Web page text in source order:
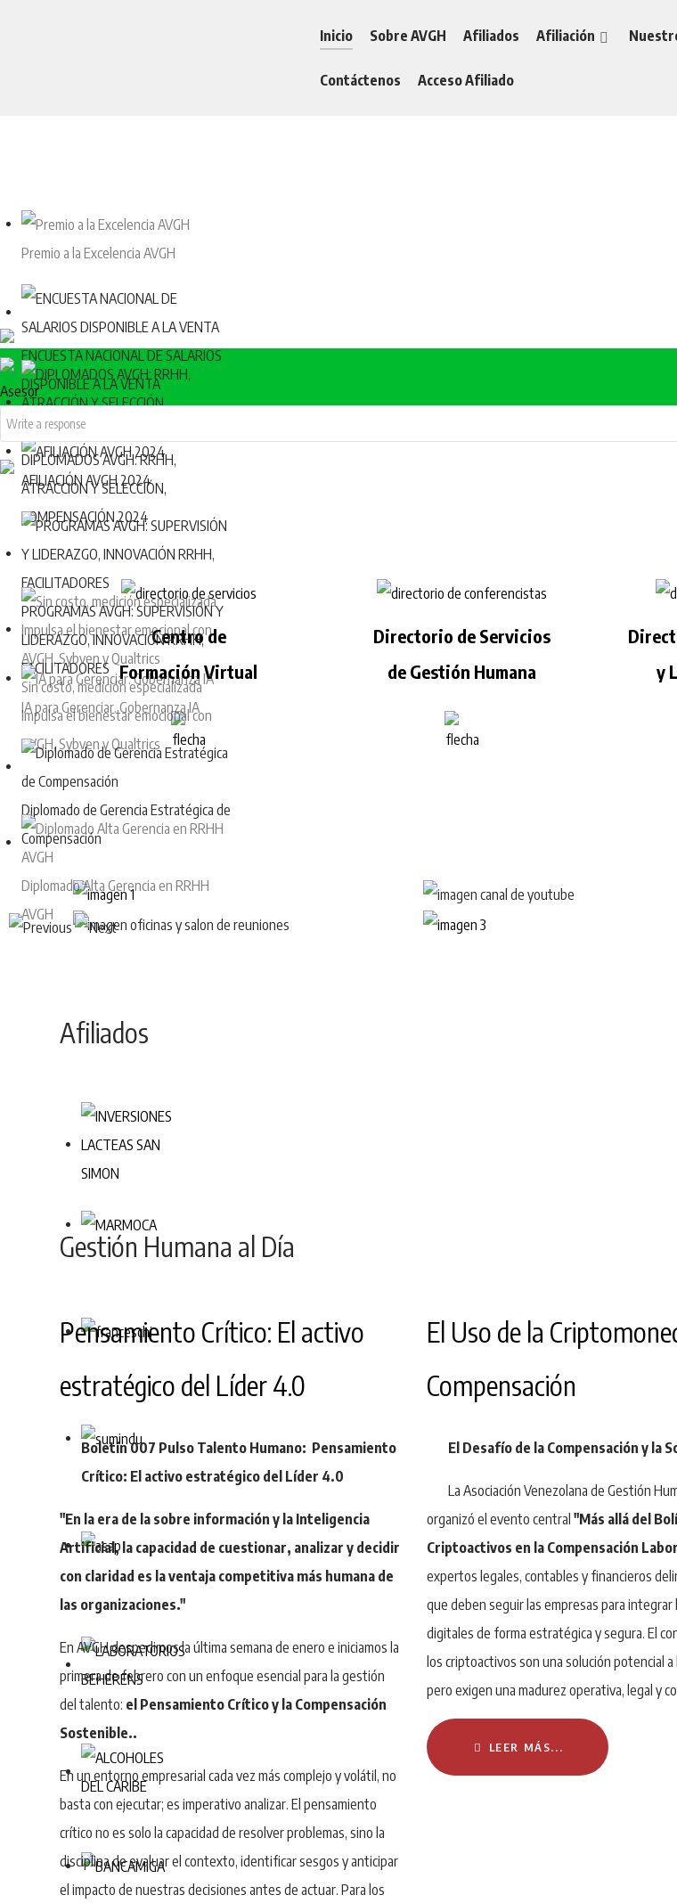
Inicio Sobre AVGH Afiliados Afiliación
Contáctenos Acceso Afiliado
Premio a la Excelencia AVGH
ENCUESTA NACIONAL DE SALARIOS
DISPONIBLE A LA VENTA
DIPLOMADOS AVGH: RRHH,
ATRACCIÓN Y SELECCIÓN,
COMPENSACIÓN 2024
AFILIACIÓN AVGH 2024
PROGRAMAS AVGH: SUPERVISIÓN Y
LIDERAZGO, INNOVACIÓN RRHH,
FACILITADORES
Sin costo, medición especializada
Impulsa el bienestar emocional con
AVGH, Sybven y Qualtrics
IA para Gerenciar. Gobernanza IA
Diplomado de Gerencia Estratégica de
Compensación
Diplomado Alta Gerencia en RRHH
AVGH
Asesor
Centro de
Formación Virtual
Directorio de Servicios
de Gestión Humana
y
Afiliados
Gestión Humana al Día
Pensamiento Crítico: El activo
estratégico del Líder 4.0
Boletín 007 Pulso Talento Humano: Pensamiento
Crítico: El activo estratégico del Líder 4.0
"En la era de la sobre información y la Inteligencia
Artificial, la capacidad de cuestionar, analizar y decidir
con claridad es la ventaja competitiva más humana de
las organizaciones."
En AVGH despedimos la última semana de enero e iniciamos la
primera de febrero con un enfoque esencial para la gestión
del talento: el Pensamiento Crítico y la Compensación
Sostenible..
En un entorno empresarial cada vez más complejo y volátil, no
basta con ejecutar; es imperativo analizar. El pensamiento
crítico no es solo la capacidad de resolver problemas, sino la
disciplina de evaluar el contexto, identificar sesgos y anticipar
el impacto de nuestras decisiones antes de actuar. Para los
El Uso de la
Compensación
El Desafío de la Compensación y la
La Asociación Venezolana de Gestión
organizó el evento central "Más allá del
Criptoactivos en la Compensación
expertos legales, contables y financieros
que deben seguir las empresas para integrar
digitales de forma estratégica y segura. El
los criptoactivos son una solución potencial a
pero exigen una madurez operativa, legal y
LEER MÁS...